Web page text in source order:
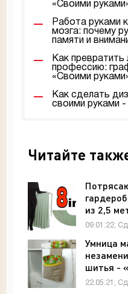
«Своими
Работа руками
мозга: почему
памяти и
Как
профессию:
«Своими
Как сделать
своими руками
Читайте
из 2,5
руками»
09.01.22,
Умница
шитья -
22.05.21,